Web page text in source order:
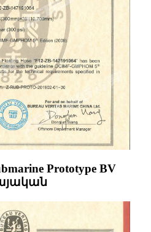
Prototype BV